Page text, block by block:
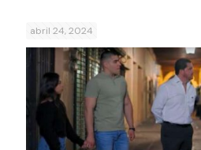
abril 24, 2024